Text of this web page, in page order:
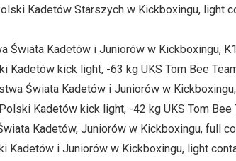
Kadetów Starszych w Kickboxingu, light
Kadetów i Juniorów w Kickboxingu,
kick light, -63 kg UKS Tom Bee
Świata Kadetów i Juniorów w
Kadetów kick light, -42 kg UKS Tom Bee
Kadetów, Juniorów w Kickboxingu, full
Kadetów i Juniorów w Kickboxingu, light